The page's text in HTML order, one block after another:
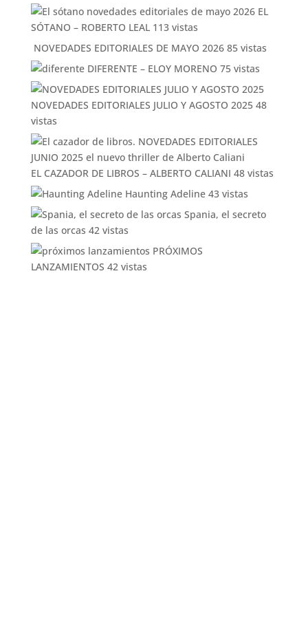
EL
SÓTANO – ROBERTO LEAL 113 vistas
NOVEDADES EDITORIALES DE MAYO 2026 85 vistas
DIFERENTE – ELOY MORENO 75 vistas
NOVEDADES EDITORIALES JULIO Y AGOSTO 2025 48
vistas
EL CAZADOR DE LIBROS – ALBERTO CALIANI 48 vistas
Haunting Adeline 43 vistas
Spania, el secreto
de las orcas 42 vistas
PRÓXIMOS
LANZAMIENTOS 42 vistas